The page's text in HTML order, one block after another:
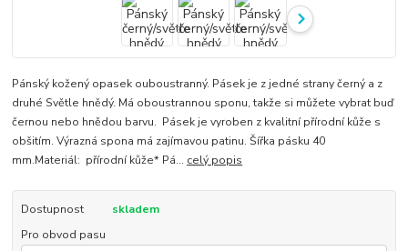
Pánský kožený opasek ouboustranný. Pásek je z jedné strany černý a z
druhé Světle hnědý. Má oboustrannou sponu, takže si můžete vybrat buď
černou nebo hnědou barvu. Pásek je vyroben z kvalitní přírodní kůže s
obšitím. Výrazná spona má zajímavou patinu. Šířka pásku 40
mm.Materiál: přírodní kůže* Pá... celý popis
Dostupnost
skladem
Pro obvod pasu